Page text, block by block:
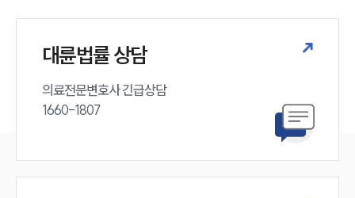
대륜법률 상담
의료전문변호사 긴급상담
1660-1807